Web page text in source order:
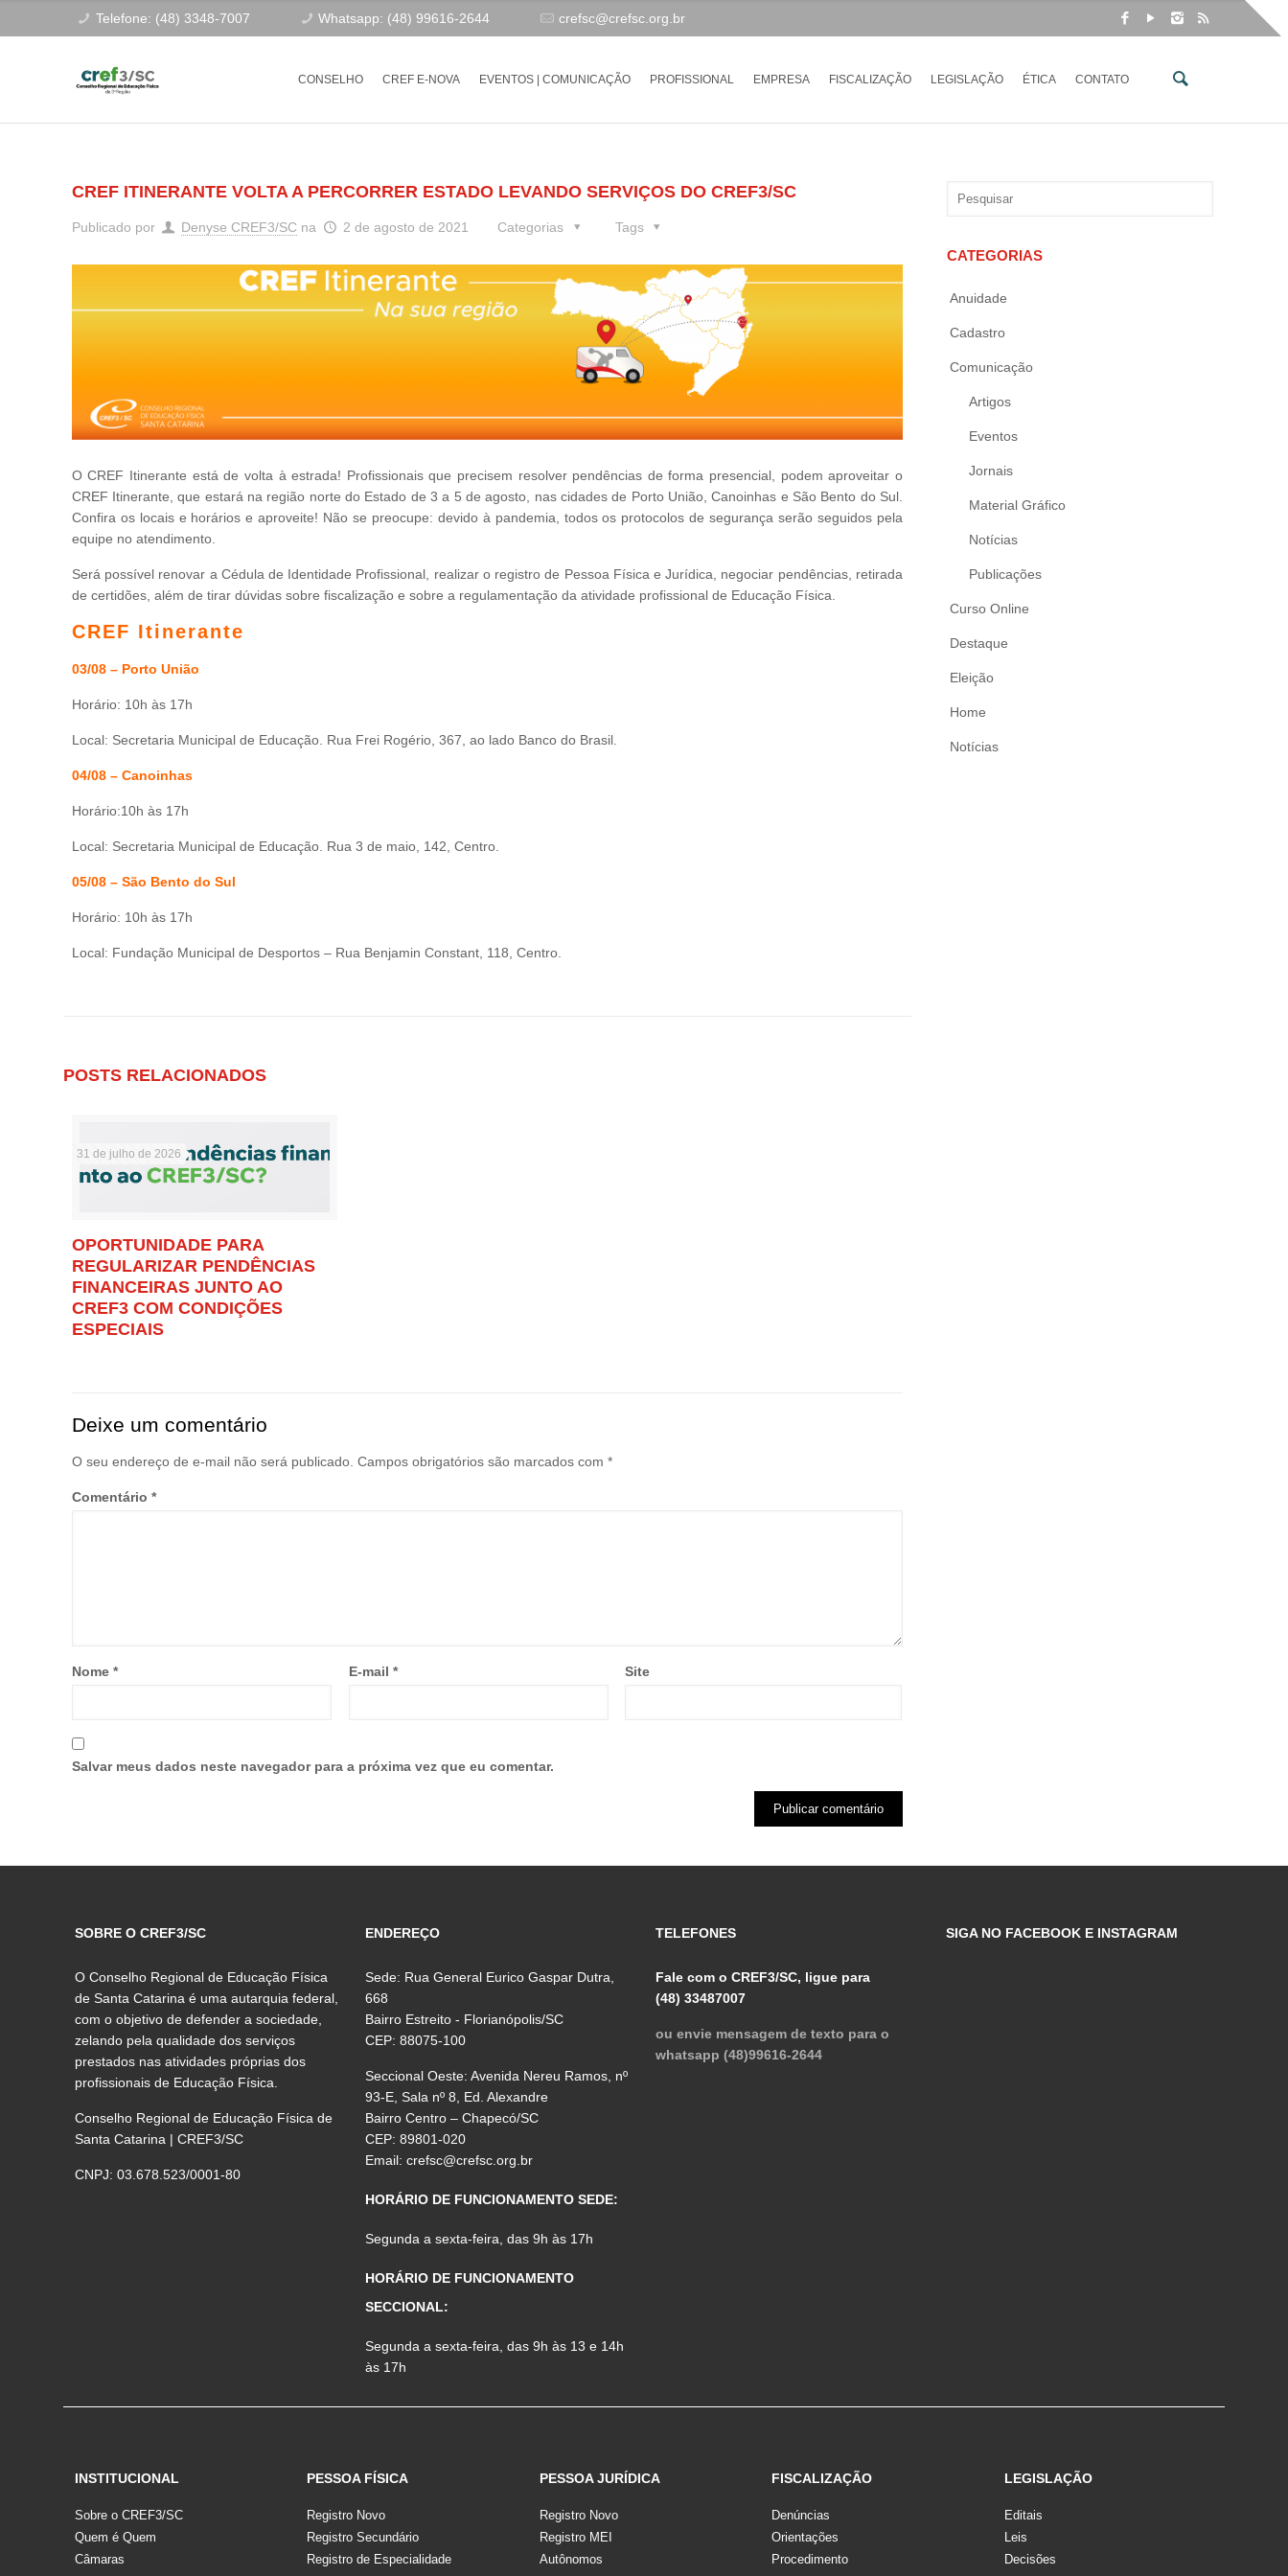
Telefone: (48) 3348-7007 Whatsapp: (48) 99616-2644 crefsc@crefsc.org.br
CONSELHO CREF E-NOVA EVENTOS | COMUNICAÇÃO PROFISSIONAL EMPRESA FISCALIZAÇÃO LEGISLAÇÃO ÉTICA CONTATO
CREF ITINERANTE VOLTA A PERCORRER ESTADO LEVANDO SERVIÇOS DO CREF3/SC
Publicado por Denyse CREF3/SC na 2 de agosto de 2021 Categorias Tags
O CREF Itinerante está de volta à estrada! Profissionais que precisem resolver pendências de forma presencial, podem aproveitar o
CREF Itinerante, que estará na região norte do Estado de 3 a 5 de agosto, nas cidades de Porto União, Canoinhas e São Bento do Sul.
Confira os locais e horários e aproveite! Não se preocupe: devido à pandemia, todos os protocolos de segurança serão seguidos pela
equipe no atendimento.
Será possível renovar a Cédula de Identidade Profissional, realizar o registro de Pessoa Física e Jurídica, negociar pendências, retirada
de certidões, além de tirar dúvidas sobre fiscalização e sobre a regulamentação da atividade profissional de Educação Física.
CREF Itinerante
03/08 – Porto União
Horário: 10h às 17h
Local: Secretaria Municipal de Educação. Rua Frei Rogério, 367, ao lado Banco do Brasil.
04/08 – Canoinhas
Horário:10h às 17h
Local: Secretaria Municipal de Educação. Rua 3 de maio, 142, Centro.
05/08 – São Bento do Sul
Horário: 10h às 17h
Local: Fundação Municipal de Desportos – Rua Benjamin Constant, 118, Centro.
POSTS RELACIONADOS
31 de julho de 2026
OPORTUNIDADE PARA
REGULARIZAR PENDÊNCIAS
FINANCEIRAS JUNTO AO
CREF3 COM CONDIÇÕES
ESPECIAIS
Deixe um comentário
O seu endereço de e-mail não será publicado. Campos obrigatórios são marcados com *
Comentário *
Nome * E-mail * Site
Salvar meus dados neste navegador para a próxima vez que eu comentar.
CATEGORIAS
Anuidade
Cadastro
Comunicação
Artigos
Eventos
Jornais
Material Gráfico
Notícias
Publicações
Curso Online
Destaque
Eleição
Home
Notícias
SOBRE O CREF3/SC
O Conselho Regional de Educação Física
de Santa Catarina é uma autarquia federal,
com o objetivo de defender a sociedade,
zelando pela qualidade dos serviços
prestados nas atividades próprias dos
profissionais de Educação Física.
Conselho Regional de Educação Física de
Santa Catarina | CREF3/SC
CNPJ: 03.678.523/0001-80
ENDEREÇO
Sede: Rua General Eurico Gaspar Dutra,
668
Bairro Estreito - Florianópolis/SC
CEP: 88075-100
Seccional Oeste: Avenida Nereu Ramos, nº
93-E, Sala nº 8, Ed. Alexandre
Bairro Centro – Chapecó/SC
CEP: 89801-020
Email:crefsc@crefsc.org.br
HORÁRIO DE FUNCIONAMENTO SEDE:
Segunda a sexta-feira, das 9h às 17h
HORÁRIO DE FUNCIONAMENTO
SECCIONAL:
Segunda a sexta-feira, das 9h às 13 e 14h
às 17h
TELEFONES
Fale com o CREF3/SC, ligue para
(48) 33487007
ou envie mensagem de texto para o
whatsapp (48)99616-2644
SIGA NO FACEBOOK E INSTAGRAM
INSTITUCIONAL
Sobre o CREF3/SC
Quem é Quem
Câmaras
PESSOA FÍSICA
Registro Novo
Registro Secundário
Registro de Especialidade
PESSOA JURÍDICA
Registro Novo
Registro MEI
Autônomos
FISCALIZAÇÃO
Denúncias
Orientações
Procedimento
LEGISLAÇÃO
Editais
Leis
Decisões